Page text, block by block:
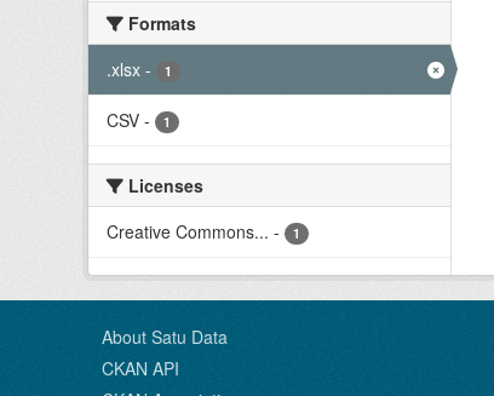
Formats
.xlsx - 1
CSV - 1
Licenses
Creative Commons... - 1
About Satu Data
CKAN API